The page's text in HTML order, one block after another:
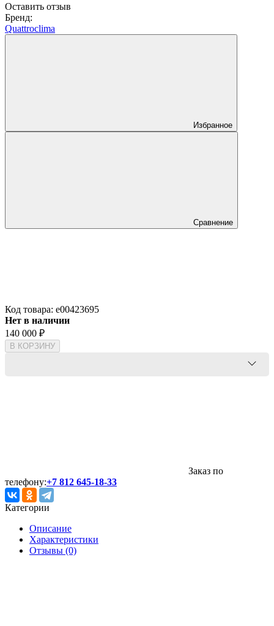
Оставить отзыв
Бренд:
Quattroclima
Избранное
Сравнение
Код товара: e00423695
Нет в наличии
140 000 ₽
В КОРЗИНУ
Заказ по
телефону:+7 812 645-18-33
Категории
Описание
Характеристики
Отзывы (0)